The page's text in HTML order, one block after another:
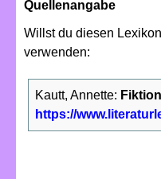
Quellenangabe
Willst du diesen
verwenden:
Kautt, Annette: Fiktion
https://